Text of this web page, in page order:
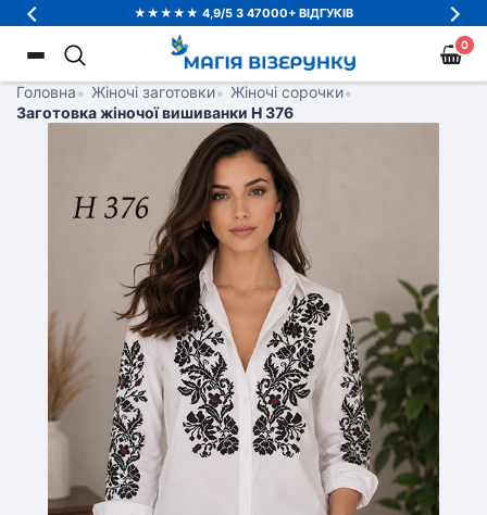
★★★★★ 4,9/5 З 47000+ ВІДГУКІВ
0
Головна• Жіночі заготовки• Жіночі сорочки•
Заготовка жіночої вишиванки Н 376